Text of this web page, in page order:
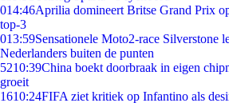
014:46Aprilia domineert Britse Grand Prix
top-3
013:59Sensationele Moto2-race Silverstone
Nederlanders buiten de punten
5210:39China boekt doorbraak in eigen
groeit
1610:24FIFA ziet kritiek op Infantino als